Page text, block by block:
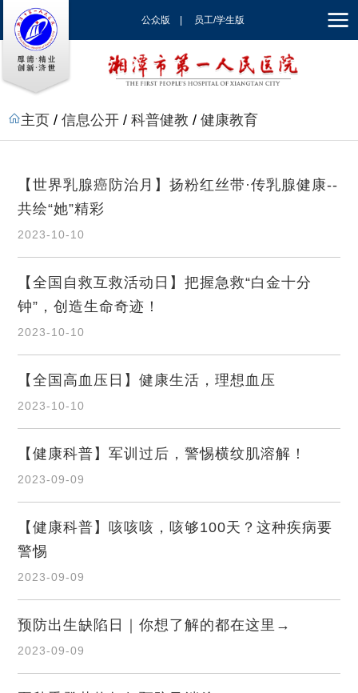
公众版 员工/学生版
| EN
主页 / 信息公开 / 科普健教 / 健康教育
【世界乳腺癌防治月】扬粉红丝带·传乳腺健康--
共绘“她”精彩
2023-10-10
【全国自救互救活动日】把握急救“白金十分
钟”，创造生命奇迹！
2023-10-10
【全国高血压日】健康生活，理想血压
2023-10-10
【健康科普】军训过后，警惕横纹肌溶解！
2023-09-09
【健康科普】咳咳咳，咳够100天？这种疾病要
警惕
2023-09-09
预防出生缺陷日｜你想了解的都在这里→
2023-09-09